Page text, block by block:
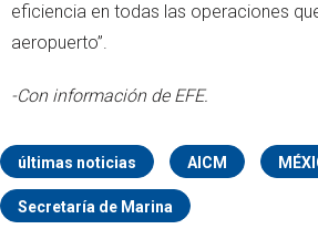
eficiencia en todas las operaciones
aeropuerto”.
-Con información de EFE.
últimas noticias AICM
Secretaría de Marina